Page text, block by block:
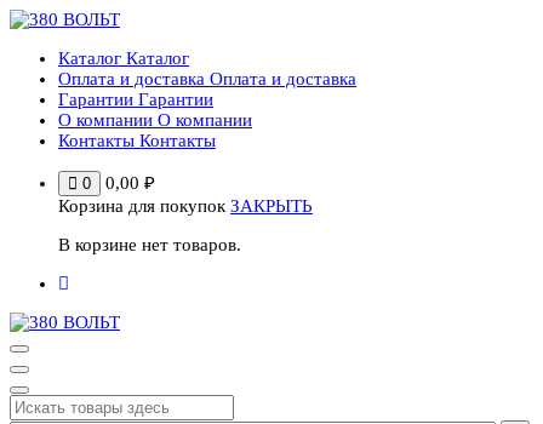
Перейти
содержимому
Каталог Каталог
Оплата и доставка Оплата и доставка
Гарантии Гарантии
О компании О компании
Контакты Контакты
0 0,00 ₽
Корзина для покупок ЗАКРЫТЬ
В корзине нет товаров.